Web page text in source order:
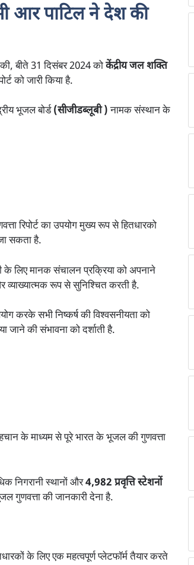
आर पाटिल ने देश की
बीते 31 दिसंबर 2024 कोकेंद्रीय जल शक्ति
को जारी किया है.
भूजल बोर्ड(सीजीडब्लूबी )नामक संस्थान के
रिपोर्ट का उपयोग मुख्य रूप से हितधारको
सकता है.
के लिए मानक संचालन प्रक्रिया को अपनाने
व्याख्यात्मक रूप से सुनिश्चित करती है.
करके सभी निष्कर्ष की विश्वसनीयता को
की संभावना को दर्शाती है.
के माध्यम से पूरे भारत के भूजल की गुणवत्ता
निगरानी स्थानों और4,982 प्रवृत्ति स्टेशनों
गुणवत्ता की जानकारी देना है.
के लिए एक महत्वपूर्ण प्लेटफॉर्म तैयार करते